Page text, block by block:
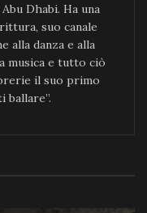
Dhabi. Ha una
suo canale
alla danza e alla
musica e tutto ciò
il suo primo
ballare”.